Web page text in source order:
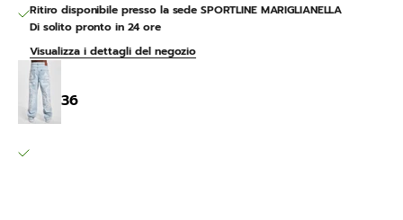
Ritiro disponibile presso la sede SPORTLINE MARIGLIANELLA
Di solito pronto in 24 ore
Visualizza i dettagli del negozio
36